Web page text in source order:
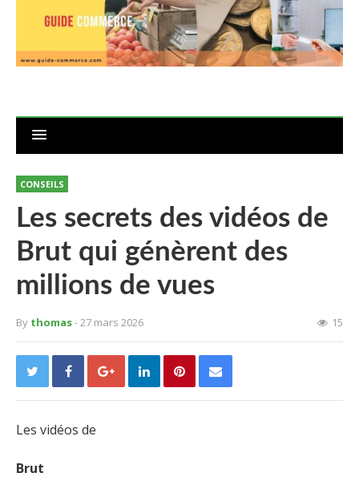
CONSEILS
Les secrets des vidéos de
Brut qui génèrent des
millions de vues
By thomas- 27 mars 2026 15
Les vidéos de
Brut